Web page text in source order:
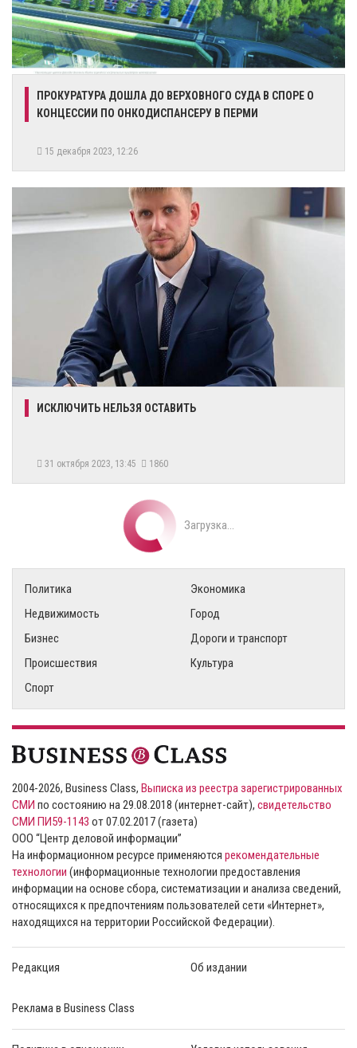
​ПРОКУРАТУРА ДОШЛА ДО ВЕРХОВНОГО СУДА В СПОРЕ О
КОНЦЕССИИ ПО ОНКОДИСПАНСЕРУ В ПЕРМИ
15 декабря 2023, 12:26
​ИСКЛЮЧИТЬ НЕЛЬЗЯ ОСТАВИТЬ
31 октября 2023, 13:45 1860
Загрузка...
Политика
Экономика
Недвижимость
Город
Бизнес
Дороги и транспорт
Происшествия
Культура
Спорт
2004-2026, Business Class, Выписка из реестра зарегистрированных
СМИ по состоянию на 29.08.2018 (интернет-сайт), свидетельство
СМИ ПИ59-1143 от 07.02.2017 (газета)
ООО “Центр деловой информации”
На информационном ресурсе применяются рекомендательные
технологии (информационные технологии предоставления
информации на основе сбора, систематизации и анализа сведений,
относящихся к предпочтениям пользователей сети «Интернет»,
находящихся на территории Российской Федерации).
Редакция Об издании
Реклама в Business Class